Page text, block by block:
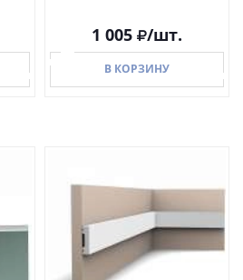
1 005 /шт.
В КОРЗИНУ